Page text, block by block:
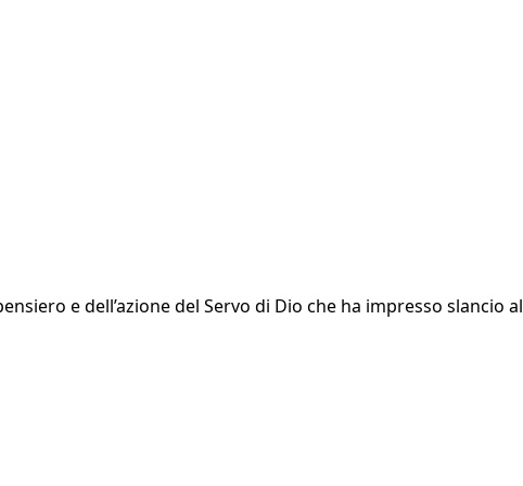
e dell’azione del Servo di Dio che ha impresso slancio